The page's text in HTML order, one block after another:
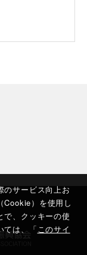
のサービス向上お
Cookie）を使用し
で、クッキーの使
ては、「このサイ